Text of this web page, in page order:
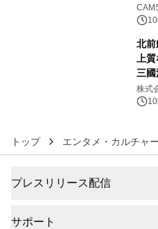
北前
上質
三
株式
トップ エンタメ・カルチャ
プレスリリース配信
サポート